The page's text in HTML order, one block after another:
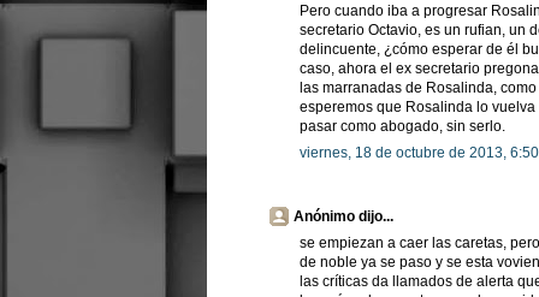
Pero cuando iba a progresar
secretario Octavio, es un rufian, un
delincuente, ¿cómo esperar de él
caso, ahora el ex secretario
las marranadas de Rosalinda,
esperemos que Rosalinda lo
pasar como abogado, sin serlo.
viernes, 18 de octubre de 2013,
Anónimo dijo...
se empiezan a caer las caretas,
de noble ya se paso y se esta
las críticas da llamados de alerta